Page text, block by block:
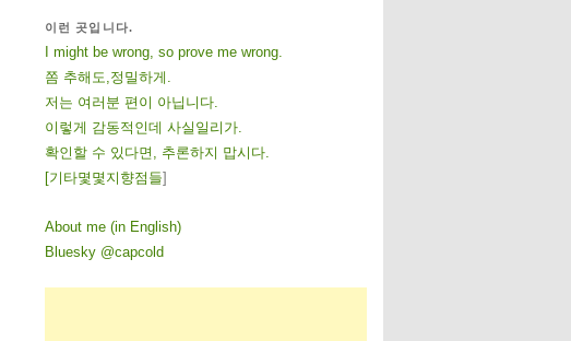
이런 곳입니다.
I might be wrong, so prove me wrong.
쫌 추해도,정밀하게.
저는 여러분 편이 아닙니다.
이렇게 감동적인데 사실일리가.
확인할 수 있다면, 추론하지 맙시다.
[기 타몇 몇 지 향점 들]
About me (in English)
Bluesky @capcold